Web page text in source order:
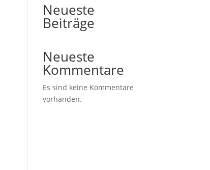
Neueste
Beiträge
Neueste
Kommentare
Es sind keine Kommentare
vorhanden.